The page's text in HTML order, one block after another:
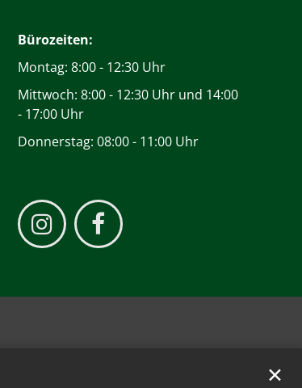
✕
Bürozeiten:
Montag: 8:00 - 12:30 Uhr
Mittwoch: 8:00 - 12:30 Uhr und 14:00
- 17:00 Uhr
Donnerstag: 08:00 - 11:00 Uhr